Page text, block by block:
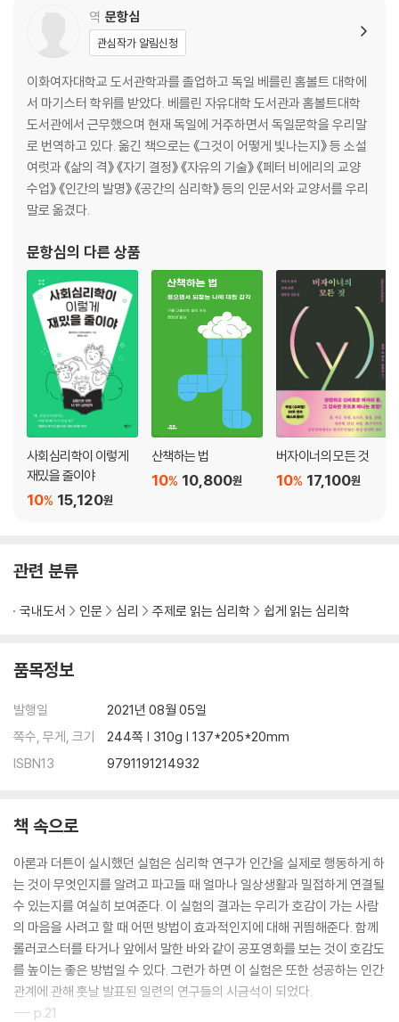
밀그램_ 복종실험
타인은 지옥이다
바틀렛_ 도식
익숙하지 않은 것은 익숙한 것에 자리를 내어준다
로젠한_ 정신병원에서 정상으로 살아가기
가짜 환자 또는 뻐꾸기 둥지 위로 날아간 새
감사의 말
참고문헌
참고영상
역 문항심
관심작가 알림신청
이화여자대학교 도서관학과를 졸업하고 독일 베를린 홈볼트 대학에
서 마기스터 학위를 받았다. 베를린 자유대학 도서관과 홈볼트대학
도서관에서 근무했으며 현재 독일에 거주하면서 독일문학을 우리말
로 번역하고 있다. 옮긴 책으로는 《그것이 어떻게 빛나는지》 등 소설
여럿과 《삶의 격》 《자기 결정》 《자유의 기술》 《페터 비에리의 교양
수업》 《인간의 발명》 《공간의 심리학》 등의 인문서와 교양서를 우리
말로 옮겼다.
문항심의 다른 상품
사회심리학이 이렇게
재밌을 줄이야
15,120원
10%
산책하는 법
10,800원
10%
버자이너의 모든 것
17,100원
10%
관련 분류
국내도서 인문 심리 주제로 읽는 심리학 쉽게 읽는 심리학
품목정보
발행일
2021년 08월 05일
쪽수, 무게, 크기
244쪽 | 310g | 137*205*20mm
ISBN13
9791191214932
책 속으로
아론과 더튼이 실시했던 실험은 심리학 연구가 인간을 실제로 행동하게 하
는 것이 무엇인지를 알려고 파고들 때 얼마나 일상생활과 밀접하게 연결될
수 있는지를 여실히 보여준다. 이 실험의 결과는 우리가 호감이 가는 사람
의 마음을 사려고 할 때 어떤 방법이 효과적인지에 대해 귀띔해준다. 함께
롤러코스터를 타거나 앞에서 말한 바와 같이 공포영화를 보는 것이 호감도
를 높이는 좋은 방법일 수 있다. 그런가 하면 이 실험은 또한 성공하는 인간
관계에 관해 훗날 발표된 일련의 연구들의 시금석이 되었다.
--- p.21